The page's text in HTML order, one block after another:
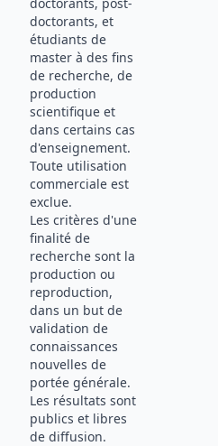
doctorants, et
étudiants de
master à des fins
de recherche, de
production
scientifique et
dans certains cas
d'enseignement.
Toute utilisation
commerciale est
exclue.
Les critères d'une
finalité de
recherche sont la
production ou
reproduction,
dans un but de
validation de
connaissances
nouvelles de
portée générale.
Les résultats sont
publics et libres
de diffusion.